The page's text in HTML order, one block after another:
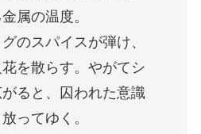
属の温度。
のスパイスが弾け、
を散らす。やがてシ
ると、囚われた意識
ってゆく。